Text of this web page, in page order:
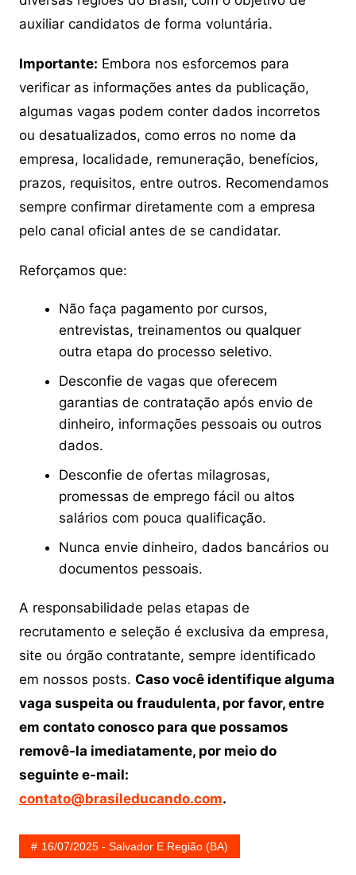
auxiliar candidatos de forma voluntária.
Importante: Embora nos esforcemos para
verificar as informações antes da publicação,
algumas vagas podem conter dados incorretos
ou desatualizados, como erros no nome da
empresa, localidade, remuneração, benefícios,
prazos, requisitos, entre outros. Recomendamos
sempre confirmar diretamente com a empresa
pelo canal oficial antes de se candidatar.
Reforçamos que:
Não faça pagamento por cursos,
entrevistas, treinamentos ou qualquer
outra etapa do processo seletivo.
Desconfie de vagas que oferecem
garantias de contratação após envio de
dinheiro, informações pessoais ou outros
dados.
Desconfie de ofertas milagrosas,
promessas de emprego fácil ou altos
salários com pouca qualificação.
Nunca envie dinheiro, dados bancários ou
documentos pessoais.
A responsabilidade pelas etapas de
recrutamento e seleção é exclusiva da empresa,
site ou órgão contratante, sempre identificado
em nossos posts. Caso você identifique alguma
vaga suspeita ou fraudulenta, por favor, entre
em contato conosco para que possamos
removê-la imediatamente, por meio do
seguinte e-mail:
contato@brasileducando.com.
16/07/2025 - Salvador E Região (BA)